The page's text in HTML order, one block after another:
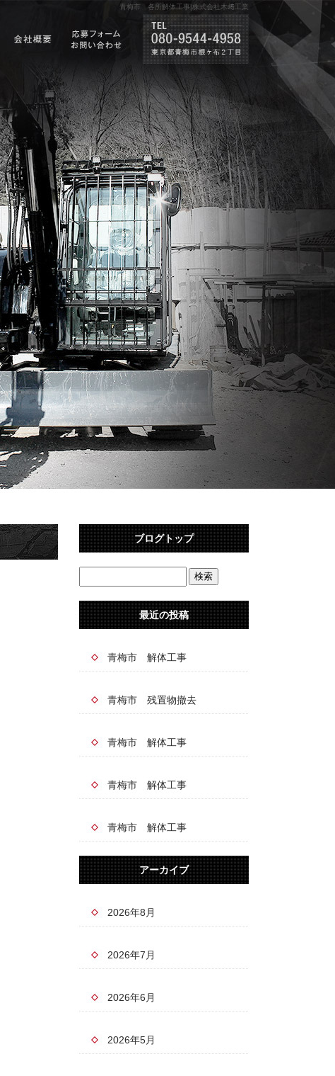
青梅市 各所解体工事|株式会社木﨑工業
ブログトップ
最近の投稿
青梅市 解体工事
青梅市 残置物撤去
青梅市 解体工事
青梅市 解体工事
青梅市 解体工事
アーカイブ
2026年8月
2026年7月
2026年6月
2026年5月